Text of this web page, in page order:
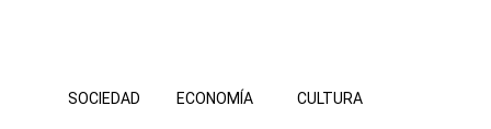
SOCIEDAD ECONOMÍA CULTURA